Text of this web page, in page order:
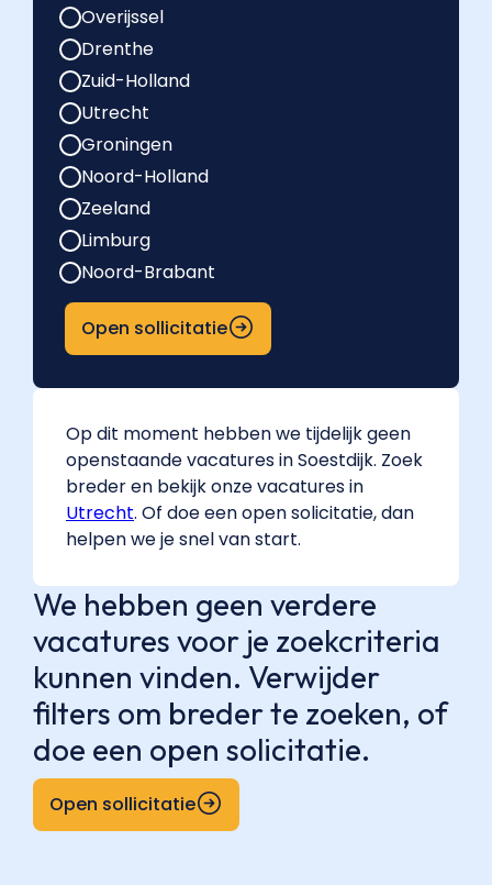
Overijssel
Drenthe
Zuid-Holland
Utrecht
Groningen
Noord-Holland
Zeeland
Limburg
Noord-Brabant
Open sollicitatie
Op dit moment hebben we tijdelijk geen
openstaande vacatures in Soestdijk. Zoek
breder en bekijk onze vacatures in
Utrecht. Of doe een open solicitatie, dan
helpen we je snel van start.
We hebben geen verdere
vacatures voor je zoekcriteria
kunnen vinden. Verwijder
filters om breder te zoeken, of
doe een open solicitatie.
Open sollicitatie